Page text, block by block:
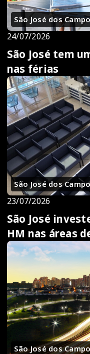
São José dos
24/07/2026
São José tem
nas férias
São José dos
23/07/2026
São José
HM nas áreas
São José dos